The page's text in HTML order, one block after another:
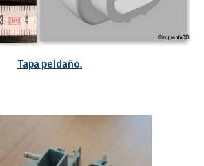
Tapa peldaño.